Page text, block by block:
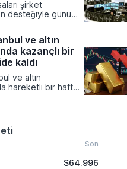
rakamları ve
kamuoyuyla
şirket
desteğiyle günü
ekonomik verilere
gıda
şartları ve
zirveye
enflasyon
tutuyor.
ve altın
kazançlı bir
kaldı
ve altın
hareketli bir hafta
çoğunluğu
kurlarında yukarı
kalırken,
dayalı yatırım
varlıkları
Son
$64.996